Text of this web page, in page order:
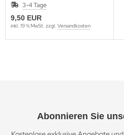
3-4 Tage
9,50 EUR
inkl. 19 % MwSt. zzgl. Versandkosten
Abonnieren Sie